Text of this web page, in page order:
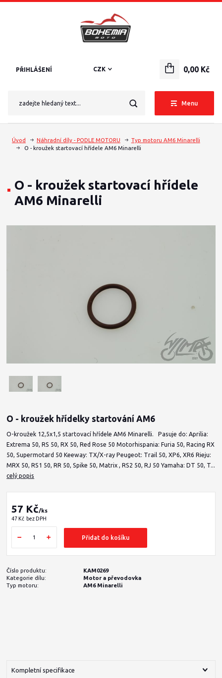
Menu
CZK
PŘIHLÁŠENÍ 0,00 Kč
Úvod Náhradní díly - PODLE MOTORU
Typ motoru AM6 Minarelli
O - kroužek startovací hřídele AM6 Minarelli
O - kroužek startovací hřídele
AM6 Minarelli
O - kroužek hřídelky startování AM6
O-kroužek 12,5x1,5 startovací hřídele AM6 Minarelli. Pasuje do: Aprilia:
Extrema 50, RS 50, RX 50, Red Rose 50 Motorhispania: Furia 50, Racing RX
50, Supermotard 50 Keeway: TX/X-ray Peugeot: Trail 50, XP6, XR6 Rieju:
MRX 50, RS1 50, RR 50, Spike 50, Matrix , RS2 50, RJ 50 Yamaha: DT 50, T...
celý popis
57 Kč/ks
47 Kč bez DPH
Přidat do košíku
Číslo produktu:
KAM0269
Kategorie dílu:
Motor a převodovka
Typ motoru:
AM6 Minarelli
Kompletní specifikace